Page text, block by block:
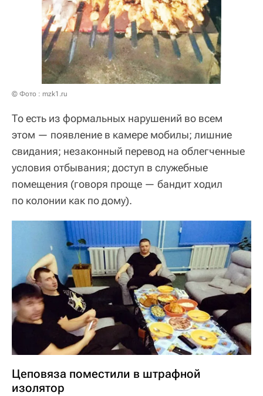
© Фото : mzk1.ru
То есть из формальных нарушений во всем
этом — появление в камере мобилы; лишние
свидания; незаконный перевод на облегченные
условия отбывания; доступ в служебные
помещения (говоря проще — бандит ходил
по колонии как по дому).
Цеповяза поместили в штрафной
изолятор‍